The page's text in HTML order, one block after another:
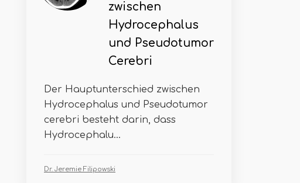
zwischen
Hydrocephalus
und Pseudotumor
Cerebri
Der Hauptunterschied zwischen
Hydrocephalus und Pseudotumor
cerebri besteht darin, dass
Hydrocephalu...
Dr. Jeremie Filipowski